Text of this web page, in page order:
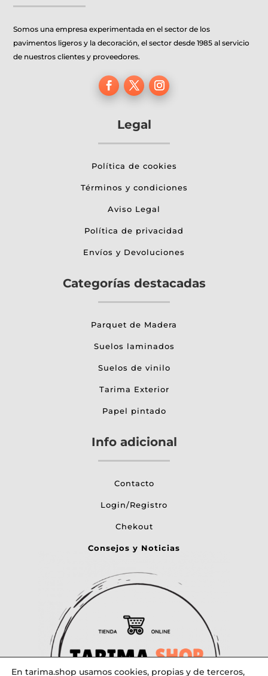
Somos una empresa experimentada en el sector de los
pavimentos ligeros y la decoración, el sector desde 1985 al servicio
de nuestros clientes y proveedores.
Legal
Política de cookies
Términos y condiciones
Aviso Legal
Política de privacidad
Envíos y Devoluciones
Categorías destacadas
Parquet de Madera
Suelos laminados
Suelos de vinilo
Tarima Exterior
Papel pintado
Info adicional
Contacto
Login/Registro
Chekout
Consejos y Noticias
En tarima.shop usamos cookies, propias y de terceros,